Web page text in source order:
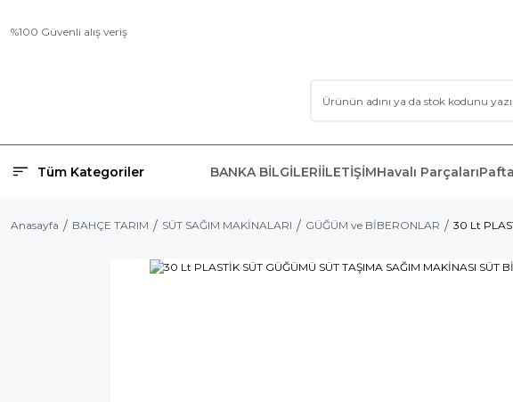
%100 Güvenli alış veriş
Tüm Kategoriler BANKA BİLGİLERİİLETİŞİMHavalı Parçaları
Anasayfa BAHÇE TARIM SÜT SAĞIM MAKİNALARI GÜĞÜM ve BİBERONLAR 30 Lt